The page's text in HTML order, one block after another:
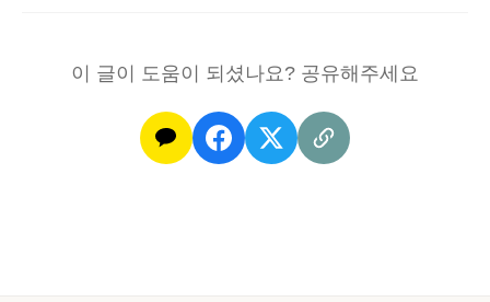
이 글이 도움이 되셨나요? 공유해주세요